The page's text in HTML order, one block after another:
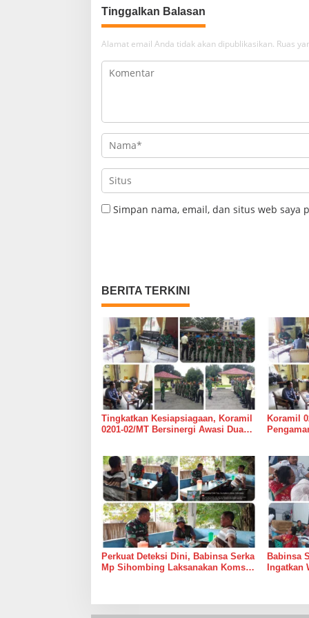
Tinggalkan Balasan
Alamat email Anda tidak akan dipublikasikan. Ruas
Simpan nama, email, dan situs web
BERITA TERKINI
Tingkatkan Kesiapsiagaan, Koramil
0201-02/MT Bersinergi Awasi Dua
Koramil
Perkuat Deteksi Dini, Babinsa Serka
Mp Sihombing Laksanakan Komsos
Babinsa
Ingatkan